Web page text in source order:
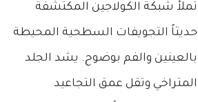
تملأ شبكة الكولاجين المكتشفة
حديثاً التجويفات السطحية المحيطة
بالعينين والفم بوضوح. يشد الجلد
المتراخي وتقل عمق التجاعيد